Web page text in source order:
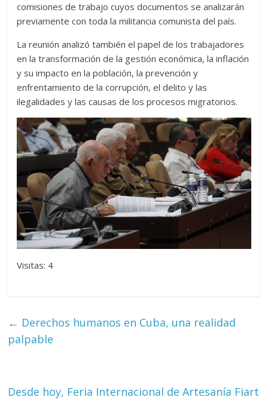
comisiones de trabajo cuyos documentos se analizarán
previamente con toda la militancia comunista del país.
La reunión analizó también el papel de los trabajadores
en la transformación de la gestión económica, la inflación
y su impacto en la población, la prevención y
enfrentamiento de la corrupción, el delito y las
ilegalidades y las causas de los procesos migratorios.
Visitas: 4
← Derechos humanos en Cuba, una realidad
palpable
Desde hoy, Feria Internacional de Artesanía Fiart